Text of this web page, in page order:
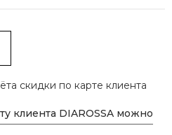
скидки по карте клиента
клиента DIAROSSA можно